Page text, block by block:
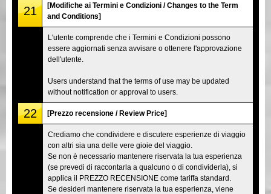
21
[Modifiche ai Termini e Condizioni / Changes to the Term
and Conditions]
L'utente comprende che i Termini e Condizioni possono
essere aggiornati senza avvisare o ottenere l'approvazione
dell'utente.
Users understand that the terms of use may be updated
without notification or approval to users.
22 [Prezzo recensione / Review Price]
Crediamo che condividere e discutere esperienze di viaggio
con altri sia una delle vere gioie del viaggio.
Se non è necessario mantenere riservata la tua esperienza
(se prevedi di raccontarla a qualcuno o di condividerla), si
applica il PREZZO RECENSIONE come tariffa standard.
Se desideri mantenere riservata la tua esperienza, viene